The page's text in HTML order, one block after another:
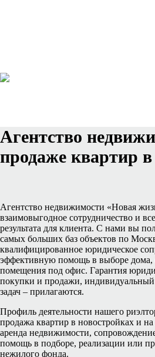
Агентство
продаже квартир
Агентство недвижимости «Новая
взаимовыгодное сотрудничество и
результата для клиента. С нами вы
самых больших баз объектов по
квалифицированное юридическое
эффективную помощь в выборе дома,
помещения под офис. Гарантия
покупки и продажи,
задач – прилагаются.
Профиль деятельности нашего
продажа квартир в новостройках и
аренда недвижимости,
помощь в подборе, реализации или
нежилого фонда.